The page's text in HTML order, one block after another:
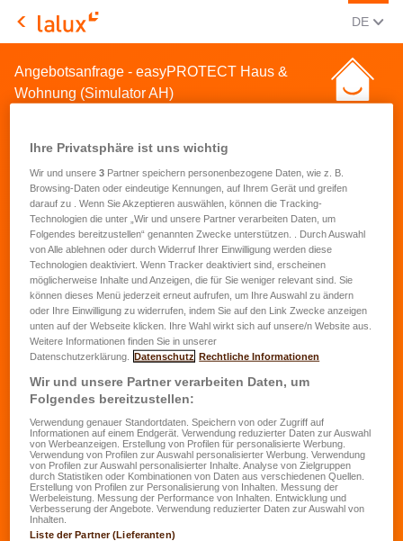
LALUX Assurances
DE
Angebotsanfrage - easyPROTECT Haus &
Wohnung (Simulator AH)
Angebotsanfrage für eine
Hausrat- und
Wohnungsversicherung
Vorname *
Name*
Geburtsdatum*
TT.MM.JJJJ
Straße/Nr.*
Ihre Privatsphäre ist uns wichtig
Wir und unsere3 Partner speichern personenbezogene Daten, wie z. B.
Browsing-Daten oder eindeutige Kennungen, auf Ihrem Gerät und greifen
darauf zu . Wenn Sie Akzeptieren auswählen, können die Tracking-
Technologien die unter „Wir und unsere Partner verarbeiten Daten, um
Folgendes bereitzustellen“ genannten Zwecke unterstützen. . Durch Auswahl
von Alle ablehnen oder durch Widerruf Ihrer Einwilligung werden diese
Technologien deaktiviert. Wenn Tracker deaktiviert sind, erscheinen
möglicherweise Inhalte und Anzeigen, die für Sie weniger relevant sind. Sie
können dieses Menü jederzeit erneut aufrufen, um Ihre Auswahl zu ändern
oder Ihre Einwilligung zu widerrufen, indem Sie auf den Link Zwecke anzeigen
unten auf der Webseite klicken. Ihre Wahl wirkt sich auf unsere/n Website aus.
Weitere Informationen finden Sie in unserer
Datenschutzerklärung.
Datenschutz Rechtliche Informationen
Wir und unsere Partner verarbeiten Daten, um
Folgendes bereitzustellen:
Verwendung genauer Standortdaten. Speichern von oder Zugriff auf
Informationen auf einem Endgerät. Verwendung reduzierter Daten zur Auswahl
von Werbeanzeigen. Erstellung von Profilen für personalisierte Werbung.
Verwendung von Profilen zur Auswahl personalisierter Werbung. Verwendung
von Profilen zur Auswahl personalisierter Inhalte. Analyse von Zielgruppen
durch Statistiken oder Kombinationen von Daten aus verschiedenen Quellen.
Erstellung von Profilen zur Personalisierung von Inhalten. Messung der
Werbeleistung. Messung der Performance von Inhalten. Entwicklung und
Verbesserung der Angebote. Verwendung reduzierter Daten zur Auswahl von
Inhalten.
Liste der Partner (Lieferanten)